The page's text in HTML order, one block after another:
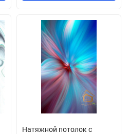
Натяжной потолок с